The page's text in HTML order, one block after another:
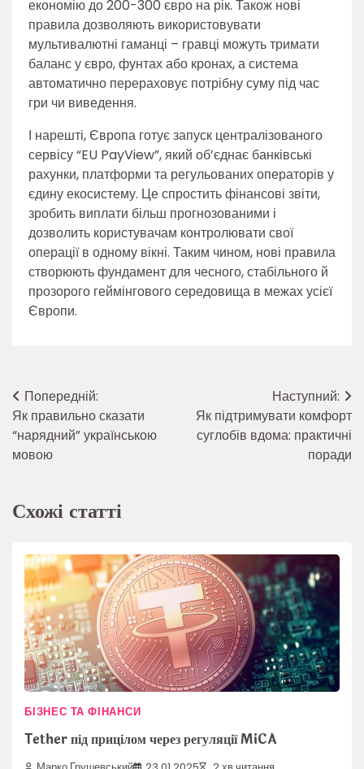
економію до 200-300 євро на рік. Також нові
правила дозволяють використовувати
мультивалютні гаманці – гравці можуть тримати
баланс у євро, фунтах або кронах, а система
автоматично перераховує потрібну суму під час
гри чи виведення.
І нарешті, Європа готує запуск централізованого
сервісу “EU PayView”, який об’єднає банківські
рахунки, платформи та регульованих операторів у
єдину екосистему. Це спростить фінансові звіти,
зробить виплати більш прогнозованими і
дозволить користувачам контролювати свої
операції в одному вікні. Таким чином, нові правила
створюють фундамент для чесного, стабільного й
прозорого геймінгового середовища в межах усієї
Європи.
Навігація
записів
Попередній:
Як правильно сказати
“нарядний” українською
мовою
Наступний:
Як підтримувати комфорт
суглобів вдома: практичні
поради
Схожі статті
БІЗНЕС ТА ФІНАНСИ
Tether під прицілом через регуляції MiCA